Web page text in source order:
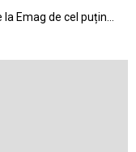
Emag de cel puțin…